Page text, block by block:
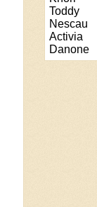
Toddy
Nescau
Activia
Danone